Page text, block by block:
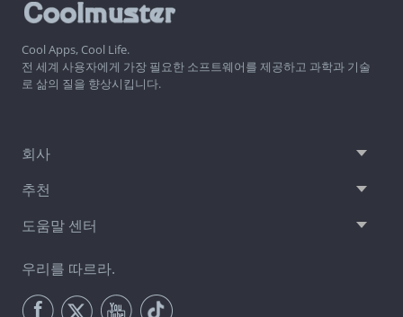
Cool Apps, Cool Life.
전 세계 사용자에게 가장 필요한 소프트웨어를 제공하고 과학과 기술
로 삶의 질을 향상시킵니다.
회사
추천
도움말 센터
우리를 따르라.